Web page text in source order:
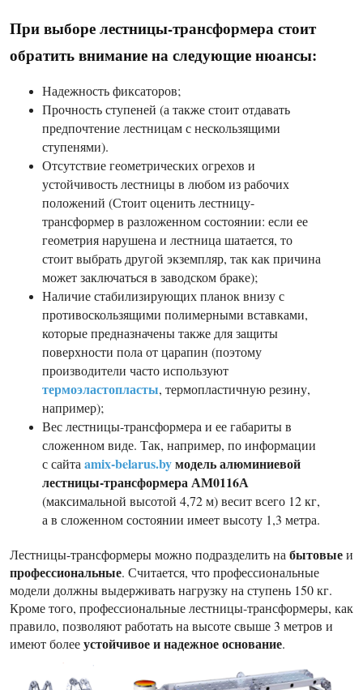
При выборе лестницы-трансформера стоит
обратить внимание на следующие нюансы:
Надежность фиксаторов;
Прочность ступеней (а также стоит отдавать
предпочтение лестницам с нескользящими
ступенями).
Отсутствие геометрических огрехов и
устойчивость лестницы в любом из рабочих
положений (Стоит оценить лестницу-
трансформер в разложенном состоянии: если ее
геометрия нарушена и лестница шатается, то
стоит выбрать другой экземпляр, так как причина
может заключаться в заводском браке);
Наличие стабилизирующих планок внизу с
противоскользящими полимерными вставками,
которые предназначены также для защиты
поверхности пола от царапин (поэтому
производители часто используют
термоэластопласты, термопластичную резину,
например);
Вес лестницы-трансформера и ее габариты в
сложенном виде. Так, например, по информации
с сайта amix-belarus.byмодель алюминиевой
лестницы-трансформера АМ0116А
(максимальной высотой 4,72 м) весит всего 12 кг,
а в сложенном состоянии имеет высоту 1,3 метра.
Лестницы-трансформеры можно подразделить на бытовыеи
профессиональные. Считается, что профессиональные
модели должны выдерживать нагрузку на ступень 150 кг.
Кроме того, профессиональные лестницы-трансформеры, как
правило, позволяют работать на высоте свыше 3 метров и
имеют болееустойчивое и надежное основание.